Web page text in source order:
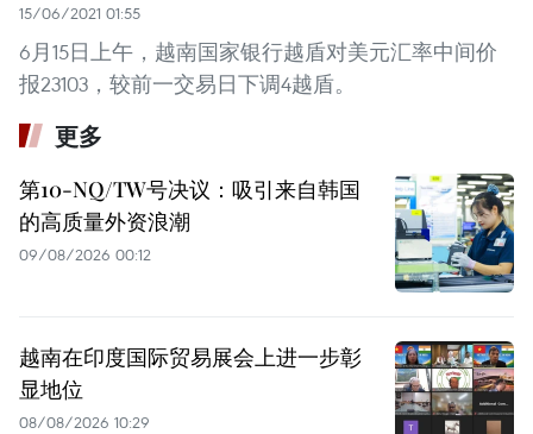
15/06/2021 01:55
6月15日上午，越南国家银行越盾对美元汇率中间价
报23103，较前一交易日下调4越盾。
更多
第10-NQ/TW号决议：吸引来自韩国
的高质量外资浪潮
09/08/2026 00:12
越南在印度国际贸易展会上进一步彰
显地位
08/08/2026 10:29